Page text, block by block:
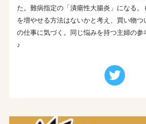
た。難病指定の「潰瘍性大腸炎」になる。
を増やせる方法はないかと考え、買い物つ
の仕事に気づく。同じ悩みを持つ主婦の参
♪